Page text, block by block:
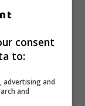
consent
to:
advertising and
and